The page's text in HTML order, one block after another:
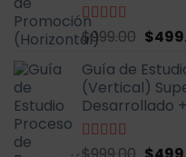
Valorado
con
5
$999.00 El
era:
$
Guía de
(Vertical)
Desarrollado
Valorado
El